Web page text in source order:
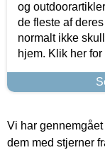
og
de fleste af
normalt ikke
hjem. Klik her
Vi har
dem med stjerner